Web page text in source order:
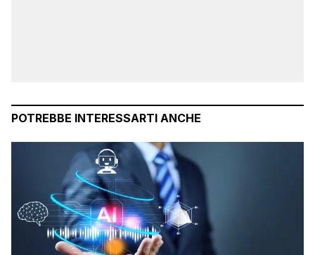
POTREBBE INTERESSARTI ANCHE